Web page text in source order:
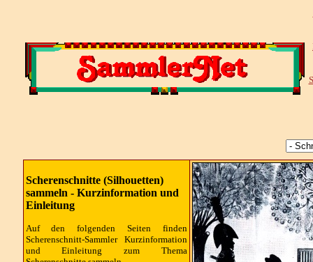
Scherenschnitte (Silhouetten)
sammeln - Kurzinformation und
Einleitung
Auf den folgenden Seiten finden
Scherenschnitt-Sammler Kurzinformation
und Einleitung zum Thema